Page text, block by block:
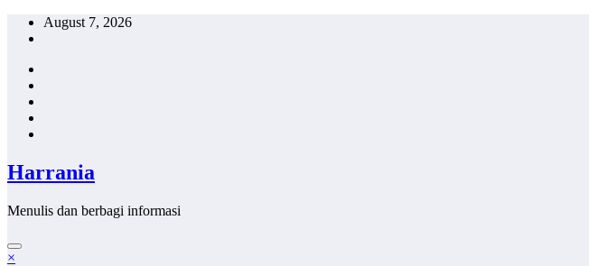
Skip
August 7, 2026
Harrania
Menulis dan berbagi informasi
×